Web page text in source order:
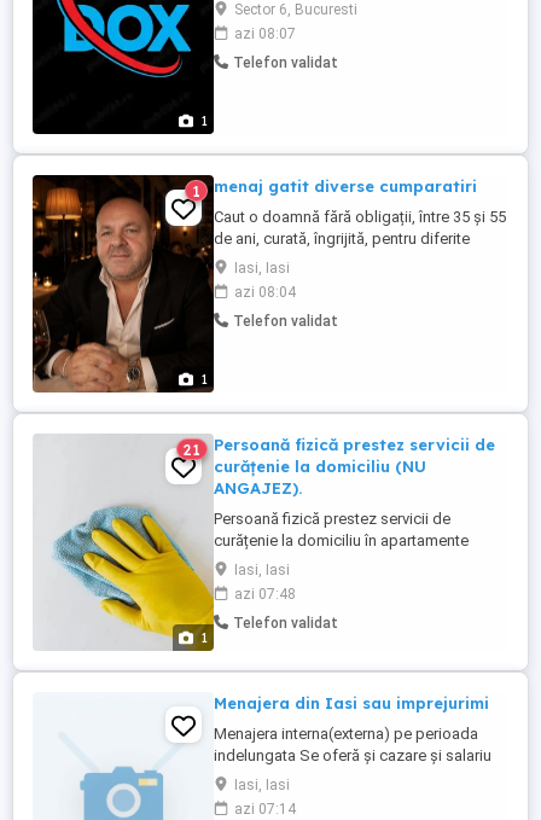
1
Sector 6, Bucuresti
azi 08:07
Telefon validat
1
1 menaj gatit diverse cumparatiri
Caut o doamnă fără obligații, între 35 și 55
de ani, curată, îngrijită, pentru diferite
treburi casnice. Salariul și toate detaliile le
discutăm în timpul cunoașterii. Foarte
multă lume sună și întreabă de bani, dar
nimeni nu întreabă ce e de făcut... Așa că
Iasi, Iasi
azi 08:04
Telefon validat
1
21
Persoană fizică prestez servicii de
curățenie la domiciliu (NU
ANGAJEZ).
Persoană fizică prestez servicii de
curățenie la domiciliu în apartamente
(curățenie de întreținere) cu produsele
clientului Menționez că eu fac curățenie nu
angajez.
Iasi, Iasi
azi 07:48
Telefon validat
Menajera din Iasi sau imprejurimi
Menajera interna(externa) pe perioada
indelungata Se oferă și cazare și salariu
Poate fi și studenta
Iasi, Iasi
azi 07:14